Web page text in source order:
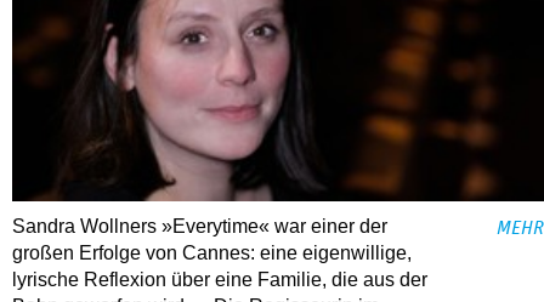
Sandra Wollners »Everytime« war einer der
großen Erfolge von Cannes: eine eigenwillige,
lyrische Reflexion über eine ­Familie, die aus der
MEHR